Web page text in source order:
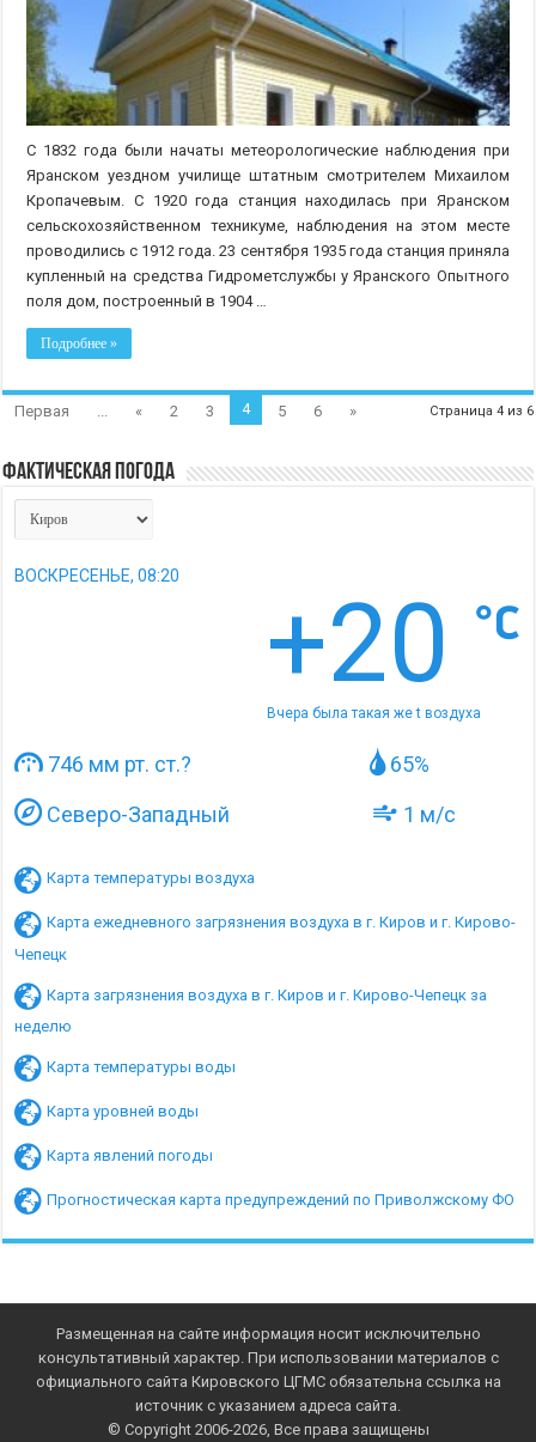
С 1832 года были начаты метеорологические наблюдения при
Яранском уездном училище штатным смотрителем Михаилом
Кропачевым. С 1920 года станция находилась при Яранском
сельскохозяйственном техникуме, наблюдения на этом месте
проводились с 1912 года. 23 сентября 1935 года станция приняла
купленный на средства Гидрометслужбы у Яранского Опытного
поля дом, построенный в 1904 …
Подробнее »
Страница 4 из 6
Первая « 2 3 4 5 6 »
Фактическая погода
ВОСКРЕСЕНЬЕ, 08:20
+20
Вчера была такая же t воздуха
746 мм рт. ст.?
65%
Северо-Западный
1 м/с
Карта температуры воздуха
Карта ежедневного загрязнения воздуха в г. Киров и г. Кирово-
Чепецк
Карта загрязнения воздуха в г. Киров и г. Кирово-Чепецк за
неделю
Карта температуры воды
Карта уровней воды
Карта явлений погоды
Прогностическая карта предупреждений по Приволжскому ФО
Размещенная на сайте информация носит исключительно
консультативный характер. При использовании материалов с
официального сайта Кировского ЦГМС обязательна ссылка на
источник с указанием адреса сайта.
© Copyright 2006-2026, Все права защищены